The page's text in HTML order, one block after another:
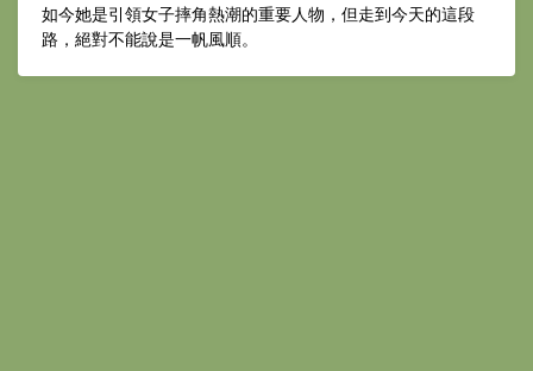
如今她是引領女子摔角熱潮的重要人物，但走到今天的這段
路，絕對不能說是一帆風順。